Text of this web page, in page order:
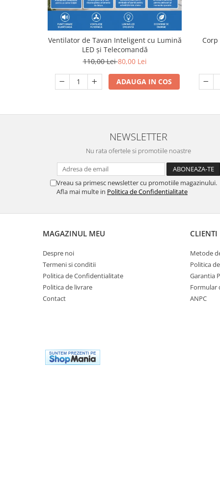
Conetica si conexiuni
Masina de facut gheata
Ventilator de Tavan Inteligent cu Lumină
LED și Telecomandă
110,00 Lei80,00 Lei
ADAUGA IN COS
NEWSLETTER
Nu rata ofertele si promotiile noastre
Vreau sa primesc newsletter cu promotiile magazinului.
Afla mai multe in Politica de Confidentialitate
MAGAZINUL MEU
Despre noi
Termeni si conditii
Politica de Confidentialitate
Politica de livrare
Contact
CLIENTI
Metode
Politica
Garantia
Formular
ANPC